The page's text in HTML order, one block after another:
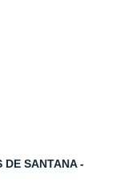
DE SANTANA -